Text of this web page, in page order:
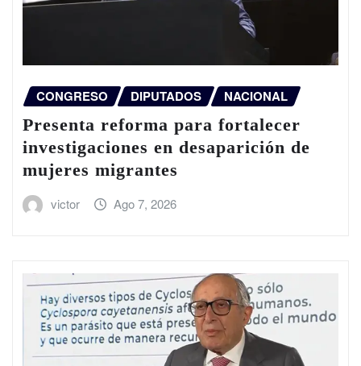
CONGRESO DIPUTADOS NACIONAL
Presenta reforma para fortalecer
investigaciones en desaparición de
mujeres migrantes
victor Ago 7, 2026